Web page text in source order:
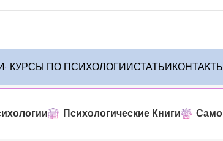
КУРСЫ ПО ПСИХОЛОГИИСТАТЬИ КОНТАКТЫ
Психологические Книги